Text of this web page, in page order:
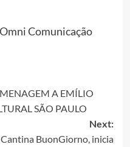
Comunicação
A EMÍLIO
SÃO PAULO
Next:
BuonGiorno, inicia